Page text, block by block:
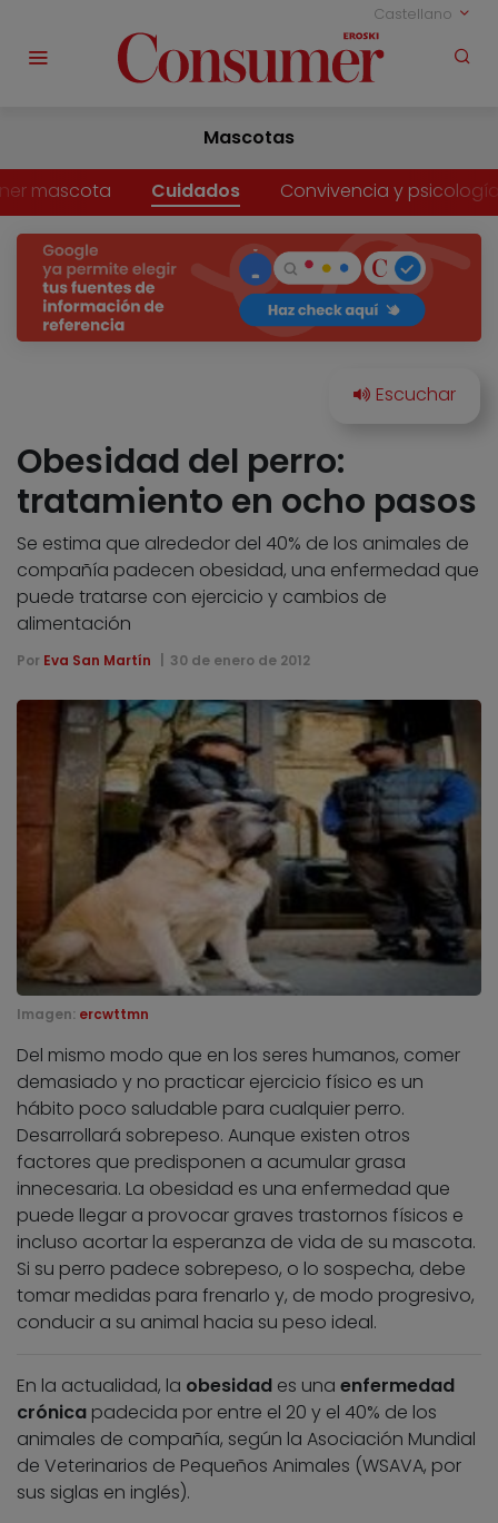
Castellano
Mascotas
mascota Cuidados Convivencia y
Obesidad del perro:
tratamiento en ocho pasos
Se estima que alrededor del 40% de los animales de
compañía padecen obesidad, una enfermedad que
puede tratarse con ejercicio y cambios de
alimentación
Por Eva San Martín 30 de enero de 2012
Imagen: ercwttmn
Del mismo modo que en los seres humanos, comer
demasiado y no practicar ejercicio físico es un
hábito poco saludable para cualquier perro.
Desarrollará sobrepeso. Aunque existen otros
factores que predisponen a acumular grasa
innecesaria. La obesidad es una enfermedad que
puede llegar a provocar graves trastornos físicos e
incluso acortar la esperanza de vida de su mascota.
Si su perro padece sobrepeso, o lo sospecha, debe
tomar medidas para frenarlo y, de modo progresivo,
conducir a su animal hacia su peso ideal.
En la actualidad, la obesidad es una enfermedad
crónica padecida por entre el 20 y el 40% de los
animales de compañía, según la Asociación Mundial
de Veterinarios de Pequeños Animales (WSAVA, por
sus siglas en inglés).